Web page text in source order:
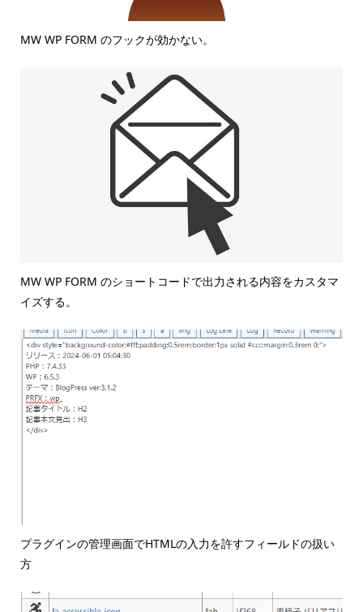
MW WP FORM のフックが効かない。
MW WP FORM のショートコードで出力される内容をカスタマ
イズする。
プラグインの管理画面でHTMLの入力を許すフィールドの扱い
方